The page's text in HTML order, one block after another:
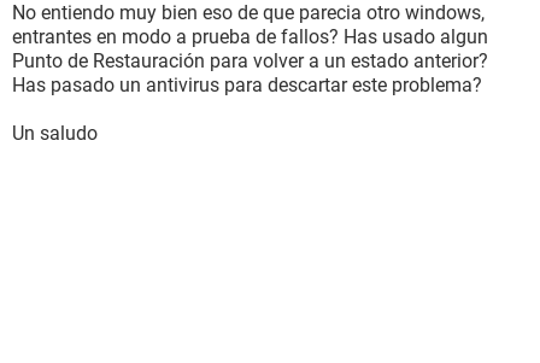
No entiendo muy bien eso de que parecia otro windows,
entrantes en modo a prueba de fallos? Has usado algun
Punto de Restauración para volver a un estado anterior?
Has pasado un antivirus para descartar este problema?
Un saludo